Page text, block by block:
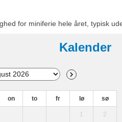
for miniferie hele året, typisk
Kalender
on to fr lø sø
1 2